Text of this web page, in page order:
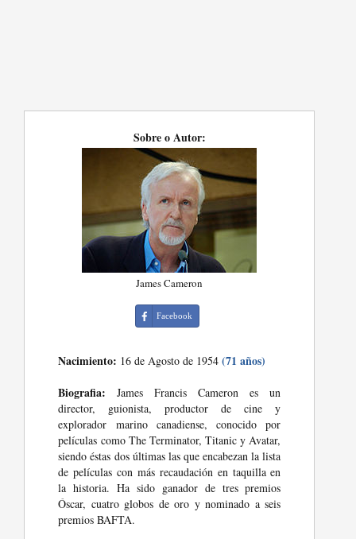
Sobre o Autor:
James Cameron
Facebook
Nacimiento: 16 de Agosto de 1954(71 años)
Biografia: James Francis Cameron es un
director, guionista, productor de cine y
explorador marino canadiense, conocido por
películas como The Terminator, Titanic y Avatar,
siendo éstas dos últimas las que encabezan la lista
de películas con más recaudación en taquilla en
la historia. Ha sido ganador de tres premios
Óscar, cuatro globos de oro y nominado a seis
premios BAFTA.